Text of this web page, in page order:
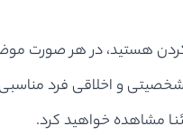
هستید، در هر صورت
و اخلاقی فرد مناسبی
مشاهده خواهید کرد.